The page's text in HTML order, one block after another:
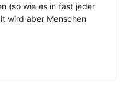
(so wie es in fast jeder
wird aber Menschen